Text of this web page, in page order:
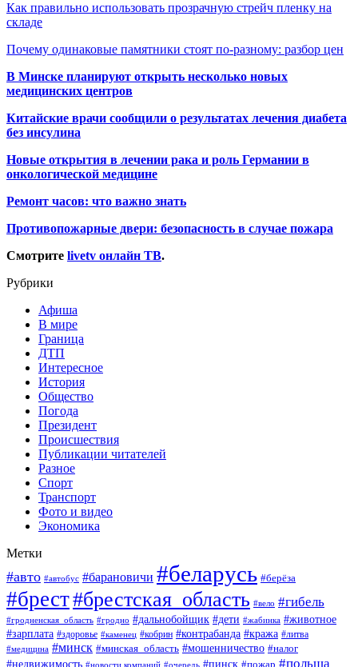
Как правильно использовать прозрачную стрейч пленку на
складе
Почему одинаковые памятники стоят по-разному: разбор цен
В Минске планируют открыть несколько новых
медицинских центров
Китайские врачи сообщили о результатах лечения диабета
без инсулина
Новые открытия в лечении рака и роль Германии в
онкологической медицине
Ремонт часов: что важно знать
Противопожарные двери: безопасность в случае пожара
Смотрите livetv онлайн ТВ.
Рубрики
Афиша
В мире
Граница
ДТП
Интересное
История
Общество
Погода
Президент
Происшествия
Публикации читателей
Разное
Спорт
Транспорт
Фото и видео
Экономика
Метки
#авто #автобус #барановичи #беларусь #берёза
#брест#брестская_область #вело #гибель
#гродненская_область #гродно #дальнобойщик #дети #жабинка #животное
#зарплата #здоровье #каменец #кобрин #контрабанда #кража #литва
#медицина #минск #минская_область #мошенничество #налог
#недвижимость
#очередь #пинск #пожар #польша